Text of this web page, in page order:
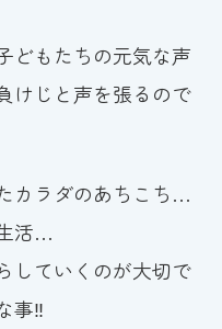
どもたちの元気な声
けじと声を張るので
カラダのあちこち…
活…
していくのが大切で
事‼